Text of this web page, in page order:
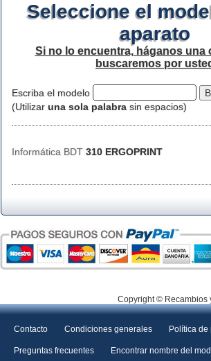
Seleccione el
aparato
Si no lo encuentra, háganos una
buscaremos por
Escriba el modelo
(Utilizar una sola palabra sin espacios)
Informática BDT 310 ERGOPRINT
Copyright © Recambios
Contacto Condiciones generales Política de
Preguntas frecuentes Encontrar nombre del